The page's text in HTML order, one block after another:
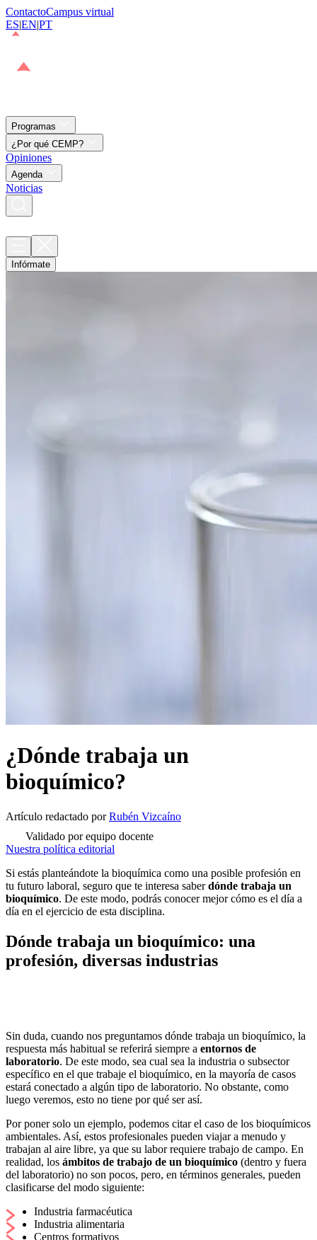
ContactoCampus virtual
ES|EN|PT
Programas
¿Por qué CEMP?
Opiniones
Agenda
Noticias
Infórmate
¿Dónde trabaja un
bioquímico?
Artículo redactado porRubén Vizcaíno
Validado por equipo docente
Nuestra política editorial
Si estás planteándote la bioquímica como una posible profesión en
tu futuro laboral, seguro que te interesa saberdónde trabaja un
bioquímico. De este modo, podrás conocer mejor cómo es el día a
día en el ejercicio de esta disciplina.
Dónde trabaja un bioquímico: una
profesión, diversas industrias
Sin duda, cuando nos preguntamos dónde trabaja un bioquímico, la
respuesta más habitual se referirá siempre a entornos de
laboratorio. De este modo, sea cual sea la industria o subsector
específico en el que trabaje el bioquímico, en la mayoría de casos
estará conectado a algún tipo de laboratorio. No obstante, como
luego veremos, esto no tiene por qué ser así.
Por poner solo un ejemplo, podemos citar el caso de los bioquímicos
ambientales. Así, estos profesionales pueden viajar a menudo y
trabajan al aire libre, ya que su labor requiere trabajo de campo. En
realidad, los ámbitos de trabajo de un bioquímico (dentro y fuera
del laboratorio) no son pocos, pero, en términos generales, pueden
clasificarse del modo siguiente:
Industria farmacéutica
Industria alimentaria
Centros formativos